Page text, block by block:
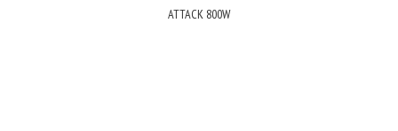
ATTACK 800W